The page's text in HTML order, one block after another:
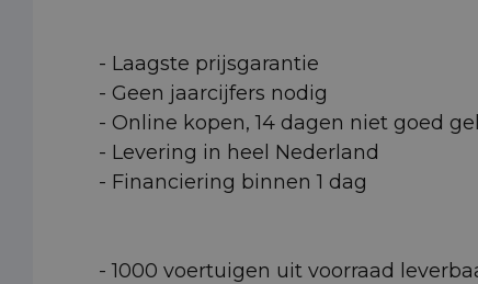
- Laagste prijsgarantie
- Geen jaarcijfers nodig
- Online kopen, 14 dagen niet goed
- Levering in heel Nederland
- Financiering binnen 1 dag
- 1000 voertuigen uit voorraad